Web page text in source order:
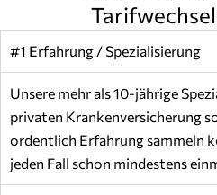
#1 Erfahrung / Spezialisierung
Unsere mehr als 10-jährige
privaten Krankenversicherung
ordentlich Erfahrung sammeln
jeden Fall schon mindestens